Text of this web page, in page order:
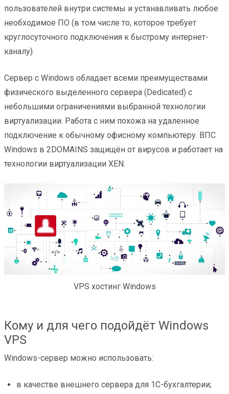
пользователей внутри системы и устанавливать любое
необходимое ПО (в том числе то, которое требует
круглосуточного подключения к быстрому интернет-
каналу).
Сервер с Windows обладает всеми преимуществами
физического выделенного сервера (Dedicated) с
небольшими ограничениями выбранной технологии
виртуализации. Работа с ним похожа на удаленное
подключение к обычному офисному компьютеру. ВПС
Windows в 2DOMAINS защищён от вирусов и работает на
технологии виртуализации XEN.
VPS хостинг Windows
Кому и для чего подойдёт Windows
VPS
Windows-сервер можно использовать:
в качестве внешнего сервера для 1С-бухгалтерии;